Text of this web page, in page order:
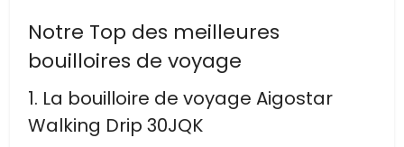
Notre Top des meilleures
bouilloires de voyage
1. La bouilloire de voyage Aigostar
Walking Drip 30JQK